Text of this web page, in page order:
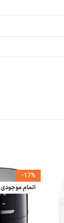
-17%
اتمام موجودی